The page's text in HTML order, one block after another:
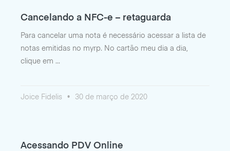
Cancelando a NFC-e – retaguarda
Para cancelar uma nota é necessário acessar a lista de
notas emitidas no myrp. No cartão meu dia a dia,
clique em
Joice Fidelis 30 de março de 2020
Acessando PDV Online